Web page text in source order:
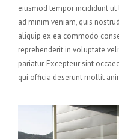
eiusmod tempor incididunt
ad minim veniam, quis
aliquip ex ea commodo
reprehenderit in voluptate
pariatur. Excepteur sint
qui officia deserunt mollit